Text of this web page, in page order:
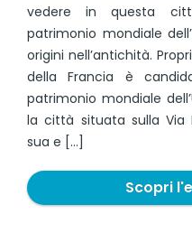
vedere in questa
patrimonio mondiale
origini nell’antichità.
della Francia è
patrimonio mondiale
la città situata sulla Via
sua e […]
Scopri